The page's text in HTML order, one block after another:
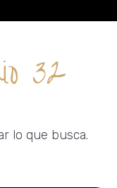
32
lo que busca.